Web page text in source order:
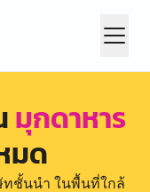
มุกดาหาร
มด
ชั้นนำ ในพื้นที่ใกล้